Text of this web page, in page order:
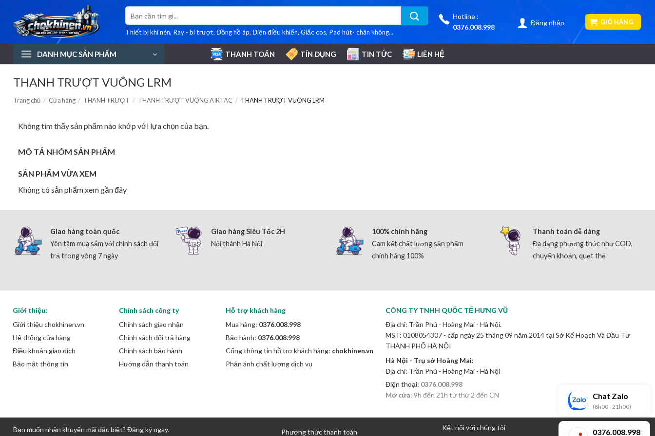
dung
Tìm
kiếm:
Thiết bị khí nén, Ray - bi trượt, Đồng hồ áp, Điện điều khiển, Giắc cos, Pad hút- chân không...
Hotline :
0376.008.998
Đăng nhập GIỎ HÀNG
DANH MỤC SẢN PHẨM THANH TOÁN TÍN DỤNG TIN TỨC LIÊN HỆ
THANH TRƯỢT VUÔNG LRM
Trang chủ / Cửa hàng / THANH TRƯỢT / THANH TRƯỢT VUÔNG AIRTAC / THANH TRƯỢT VUÔNG LRM
Không tìm thấy sản phẩm nào khớp với lựa chọn của bạn.
MÔ TẢ NHÓM SẢN PHẨM
SẢN PHẨM VỪA XEM
Không có sản phẩm xem gần đây
Giao hàng toàn quốc
Yên tâm mua sắm với chính sách đổi
trả trong vòng 7 ngày
Giao hàng Siêu Tốc 2H
Nội thành Hà Nội
100% chính hãng
Cam kết chất lượng sản phẩm
chính hãng 100%
Thanh toán dễ dàng
Đa dạng phương thức như COD,
chuyển khoản, quẹt thẻ
Giới thiệu:
Giới thiệu chokhinen.vn
Hệ thống cửa hàng
Điều khoản giao dịch
Bảo mật thông tin
Chính sách công ty
Chính sách giao nhận
Chính sách đổi trả hàng
Chính sách bảo hành
Hướng dẫn thanh toán
Hỗ trợ khách hàng
Mua hàng: 0376.008.998
Bảo hành: 0376.008.998
Cổng thông tin hỗ trợ khách hàng: chokhinen.vn
Phản ánh chất lượng dịch vụ
CÔNG TY TNHH QUỐC TẾ HƯNG VŨ
Địa chỉ: Trần Phú - Hoàng Mai - Hà Nội.
MST: 0108054307 - cấp ngày 25 tháng 09 năm 2014 tại Sở Kế Hoạch Và Đầu Tư
THÀNH PHỐ HÀ NỘI
Hà Nội - Trụ sở Hoàng Mai:
Địa chỉ: Trần Phú - Hoàng Mai - Hà Nội
Điện thoại: 0376.008.998
Mở cửa: 9h đến 21h từ thứ 2 đến CN
Bạn muốn nhận khuyến mãi đặc biệt? Đăng ký ngay. Phương thức thanh toán
Kết nối với chúng tôi
Chat Zalo
(8h00 - 21h00)
0376.008.998